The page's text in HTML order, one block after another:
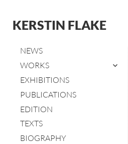
KERSTIN FLAKE
NEWS
WORKS
EXHIBITIONS
PUBLICATIONS
EDITION
TEXTS
BIOGRAPHY